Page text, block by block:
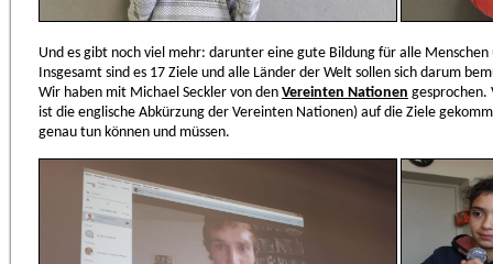
Und es gibt noch viel mehr: darunter eine gute Bildung für alle
Insgesamt sind es 17 Ziele und alle Länder der Welt sollen sich darum
Wir haben mit Michael Seckler von den Vereinten Nationen gesprochen.
ist die englische Abkürzung der Vereinten Nationen) auf die Ziele
genau tun können und müssen.